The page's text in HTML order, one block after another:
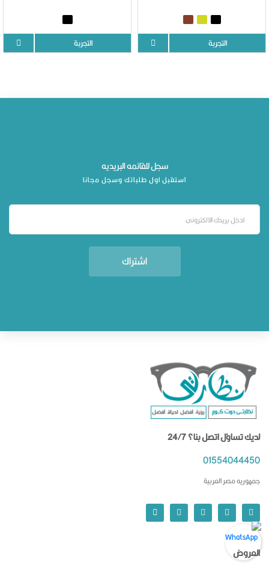
التجربة التجربة
سجل للقائمه البريديه
استقبل اول طلباتك وسجل مجانا
اشتراك
لديك تساؤل اتصل بنا؟ 24/7
01554044450
جمهوريه مصر العربية
العروض